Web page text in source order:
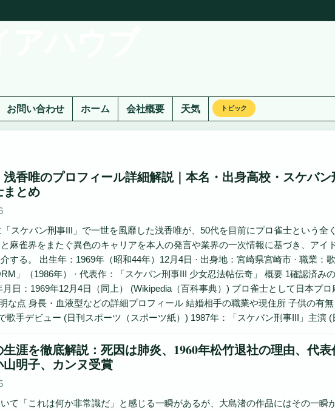
お問い合わせ ホーム 会社概要 天気 トピック
浅香唯のプロフィール詳細解説｜本名・出身高校・スケバ
まとめ
「スケバン刑事III」で一世を風靡した浅香唯が、50代を目前にプロ雀士という
麻雀界をまたぐ異色のキャリアを本人の発言や業界の一次情報に基づき、アイ
する。 出生年：1969年（昭和44年）12月4日 · 出身地：宮崎県宮崎市 · 職業：
」（1986年） · 代表作：「スケバン刑事III 少女忍法帖伝奇」 概要 1確認済み
月日：1969年12月4日（同上） (Wikipedia（百科事典）) プロ雀士として日本プ
な点 身長・血液型などの詳細プロフィール 結婚相手の職業や現住所 子供の有
歌手デビュー (日刊スポーツ（スポーツ紙）) 1987年：「スケバン刑事III」主演
涯を徹底解説：死因は肺炎、1960年松竹退社の理由、代表
明子、カンヌ受賞
て「これは何か非常識だ」と感じる一瞬があるが、大島渚の作品にはその一瞬